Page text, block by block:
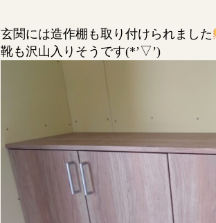
玄関には造作棚も取り付けられました
靴も沢山入りそうです(*’▽’)